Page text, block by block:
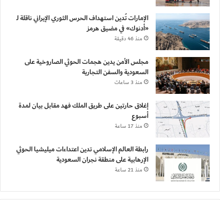
الإمارات تُدين استهداف الحرس الثوري الإيراني ناقلة لـ
«أدنوك» في مضيق هرمز
منذ 46 دقيقة
مجلس الأمن يدين هجمات الحوثي الصاروخية على
السعودية والسفن التجارية
منذ 3 ساعات
إغلاق حارتين على طريق الملك فهد مقابل بيان لمدة
أسبوع
منذ 17 ساعة
رابطة العالم الإسلامي تدين اعتداءات ميليشيا الحوثي
الإرهابية على منطقة نجران السعودية
منذ 21 ساعة